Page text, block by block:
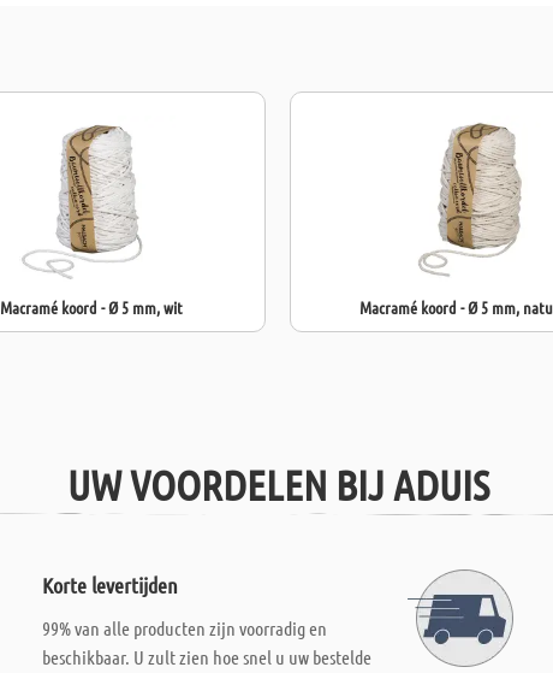
Macramé koord - Ø 5 mm, wit Macramé koord - Ø 5 mm,
UW VOORDELEN BIJ ADUIS
Korte levertijden
99% van alle producten zijn voorradig en
beschikbaar. U zult zien hoe snel u uw bestelde